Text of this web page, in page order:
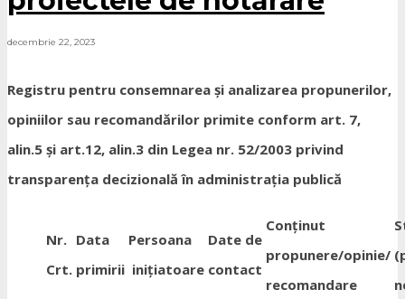
decembrie 22, 2023
Registru pentru consemnarea și analizarea propunerilor,
opiniilor sau recomandărilor primite conform art. 7,
alin.5 și art.12, alin.3 din Legea nr. 52/2003 privind
transparența decizională în administrația publică
Nr.
Crt.
Data
primirii
Persoana
inițiatoare
Date de
contact
Conținut
propunere/opinie/
recomandare